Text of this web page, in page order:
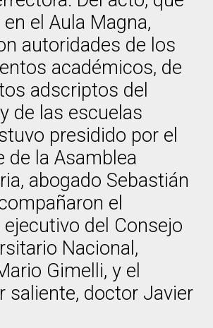
el Aula Magna,
autoridades de los
académicos, de
adscriptos del
de las escuelas
presidido por el
de la Asamblea
abogado Sebastián
el
del Consejo
Nacional,
Gimelli, y el
saliente, doctor Javier